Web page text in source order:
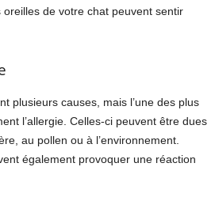
de votre chat peuvent sentir
plusieurs causes, mais l’une des plus
l’allergie. Celles-ci peuvent être dues
au pollen ou à l’environnement.
également provoquer une réaction